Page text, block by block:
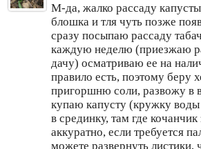
М-да, жалко рассаду
блошка и тля чуть позже
сразу посыпаю рассаду
каждую неделю (приезжаю
дачу) осматриваю ее на
правило есть, поэтому беру
пригоршню соли, развожу в
купаю капусту (кружку воды
в срединку, там где кочанчик
аккуратно, если требуется
можете развернуть листики,